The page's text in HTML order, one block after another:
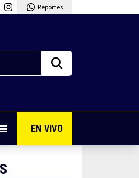
Reportes
VIVE PUERTO VALLARTA
EN VIVO